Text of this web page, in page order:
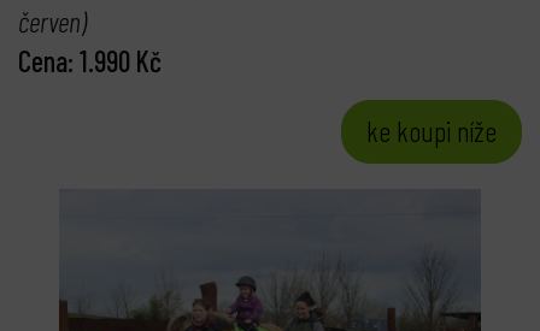
červen)
Cena: 1.990 Kč
ke koupi níže